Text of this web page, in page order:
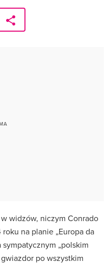
widzów, niczym Conrado
na planie „Europa da
„polskim
po wszystkim